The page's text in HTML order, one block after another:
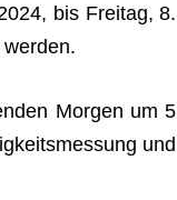
bis Frei­tag, 8.
Mor­gen um 5
und